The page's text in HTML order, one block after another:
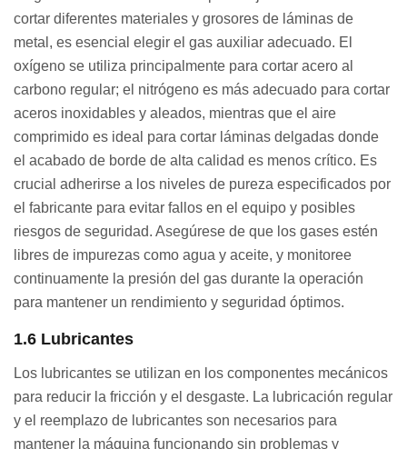
cortar diferentes materiales y grosores de láminas de
metal, es esencial elegir el gas auxiliar adecuado. El
oxígeno se utiliza principalmente para cortar acero al
carbono regular; el nitrógeno es más adecuado para cortar
aceros inoxidables y aleados, mientras que el aire
comprimido es ideal para cortar láminas delgadas donde
el acabado de borde de alta calidad es menos crítico. Es
crucial adherirse a los niveles de pureza especificados por
el fabricante para evitar fallos en el equipo y posibles
riesgos de seguridad. Asegúrese de que los gases estén
libres de impurezas como agua y aceite, y monitoree
continuamente la presión del gas durante la operación
para mantener un rendimiento y seguridad óptimos.
1.6 Lubricantes
Los lubricantes se utilizan en los componentes mecánicos
para reducir la fricción y el desgaste. La lubricación regular
y el reemplazo de lubricantes son necesarios para
mantener la máquina funcionando sin problemas y